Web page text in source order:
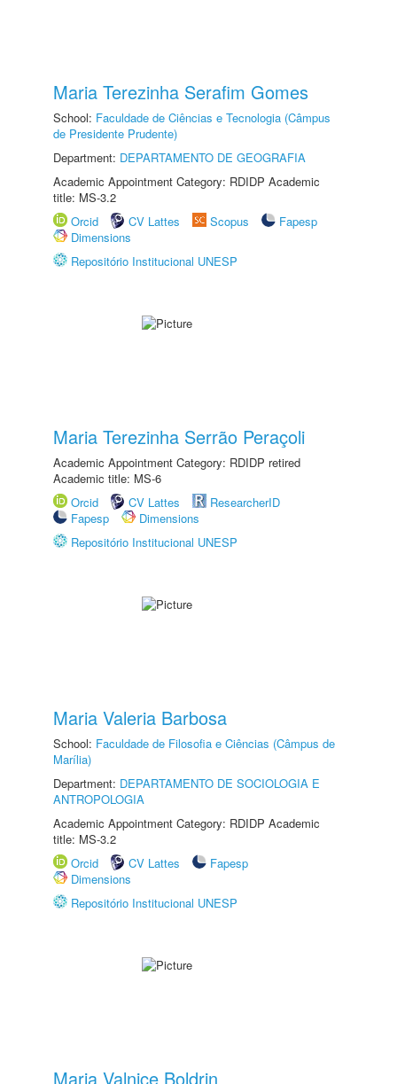
Maria Terezinha Serafim Gomes
School: Faculdade de Ciências e Tecnologia (Câmpus
de Presidente Prudente)
Department: DEPARTAMENTO DE GEOGRAFIA
Academic Appointment Category: RDIDP Academic
title: MS-3.2
Orcid
CV Lattes Scopus
Fapesp
Dimensions
Repositório Institucional UNESP
Maria Terezinha Serrão Peraçoli
Academic Appointment Category: RDIDP retired
Academic title: MS-6
Orcid
CV Lattes
ResearcherID
Fapesp
Dimensions
Repositório Institucional UNESP
Maria Valeria Barbosa
School: Faculdade de Filosofia e Ciências (Câmpus de
Marília)
Department: DEPARTAMENTO DE SOCIOLOGIA E
ANTROPOLOGIA
Academic Appointment Category: RDIDP Academic
title: MS-3.2
Orcid
CV Lattes
Fapesp
Dimensions
Repositório Institucional UNESP
Maria Valnice Boldrin